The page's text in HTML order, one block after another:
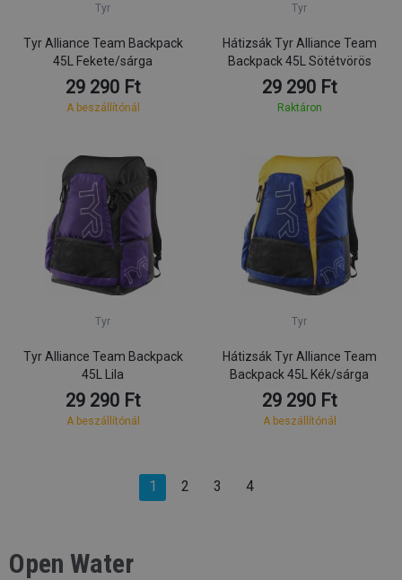
Tyr
Tyr Alliance Team Backpack
45L Fekete/sárga
29 290 Ft
A beszállítónál
Tyr
Hátizsák Tyr Alliance Team
Backpack 45L Sötétvörös
29 290 Ft
Raktáron
Tyr
Tyr Alliance Team Backpack
45L Lila
29 290 Ft
A beszállítónál
Tyr
Hátizsák Tyr Alliance Team
Backpack 45L Kék/sárga
29 290 Ft
A beszállítónál
1 2 3 4
Open Water